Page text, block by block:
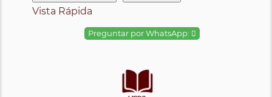
Vista Rápida
Preguntar por WhatsApp: